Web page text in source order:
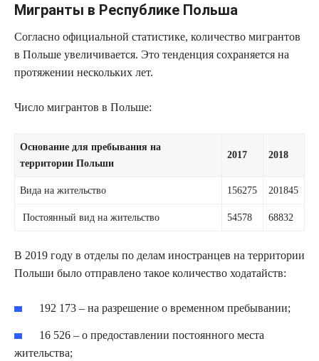
Мигранты в Республике Польша
Согласно официальной статистике, количество мигрантов
в Польше увеличивается. Это тенденция сохраняется на
протяжении нескольких лет.
Число мигрантов в Польше:
Основание для пребывания на
территории Польши
2017 2018
Вида на жительство 156275 201845
Постоянный вид на жительство 54578 68832
В 2019 году в отделы по делам иностранцев на территории
Польши было отправлено такое количество ходатайств:
192 173 – на разрешение о временном пребывании;
16 526 – о предоставлении постоянного места
жительства;